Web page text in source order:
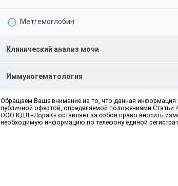
Метгемоглобин
Клинический анализ мочи
Иммуногематология
Обращаем Ваше внимание на то, что данная информация
публичной офертой, определяемой положениями Статьи
ООО КДЛ «ЛораК» оставляет за собой право вносить
необходимую информацию по телефону единой